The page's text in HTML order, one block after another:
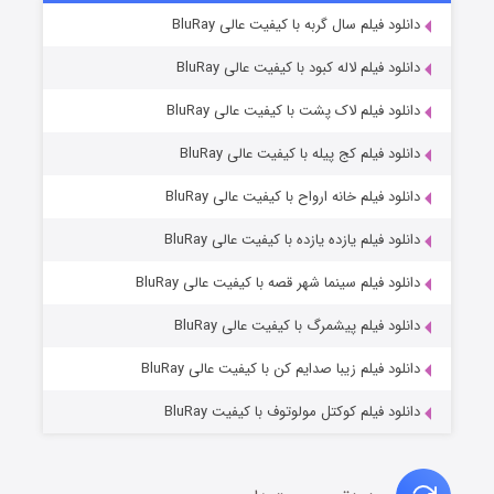
قسمت۷ (زیرنویس) منتشر شد دانلود فیلم سال گربه با کیفیت عالی BluRay
دانلود فیلم لاله کبود با کیفیت عالی BluRay
دانلود فیلم لاک پشت با کیفیت عالی BluRay
دانلود فیلم کج‌ پیله با کیفیت عالی BluRay
دانلود فیلم خانه ارواح با کیفیت عالی BluRay
دانلود فیلم یازده یازده با کیفیت عالی BluRay
دانلود فیلم سینما شهر قصه با کیفیت عالی BluRay
دانلود فیلم پیشمرگ با کیفیت عالی BluRay
دانلود فیلم زیبا صدایم کن با کیفیت عالی BluRay
دانلود فیلم کوکتل مولوتوف با کیفیت BluRay